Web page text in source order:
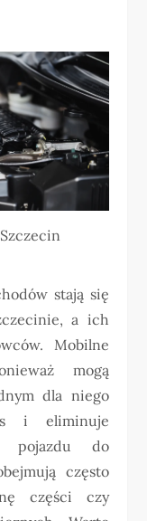
stają się
a ich
Mobilne
mogą
dla niego
i eliminuje
pojazdu do
często
części czy